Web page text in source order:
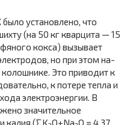
установлено, что
(на 50 кг кварцита — 15
кокса) вызывает
но при этом на­
Это приводит к
к потере тепла и
электроэнергии. В
значительное
калия (∑K O+Na O = 4,37